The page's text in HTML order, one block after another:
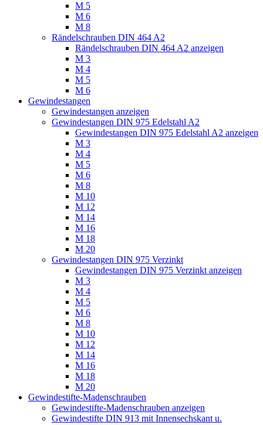
M 5
M 6
M 8
Rändelschrauben DIN 464 A2
Rändelschrauben DIN 464 A2 anzeigen
M 3
M 4
M 5
M 6
Gewindestangen
Gewindestangen anzeigen
Gewindestangen DIN 975 Edelstahl A2
Gewindestangen DIN 975 Edelstahl A2 anzeigen
M 3
M 4
M 5
M 6
M 8
M 10
M 12
M 14
M 16
M 18
M 20
Gewindestangen DIN 975 Verzinkt
Gewindestangen DIN 975 Verzinkt anzeigen
M 3
M 4
M 5
M 6
M 8
M 10
M 12
M 14
M 16
M 18
M 20
Gewindestifte-Madenschrauben
Gewindestifte-Madenschrauben anzeigen
Gewindestifte DIN 913 mit Innensechskant u.